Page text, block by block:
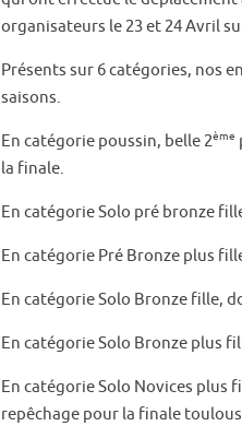
organisateurs le 23 et 24 Avril
Présents sur 6 catégories, nos
saisons.
En catégorie poussin, belle 2ème
la finale.
En catégorie Solo pré bronze
En catégorie Pré Bronze plus
En catégorie Solo Bronze fille,
En catégorie Solo Bronze plus
En catégorie Solo Novices plus
repêchage pour la finale